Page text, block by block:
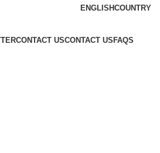
ENGLISHCOUNTRY
CONTACT USCONTACT USFAQS